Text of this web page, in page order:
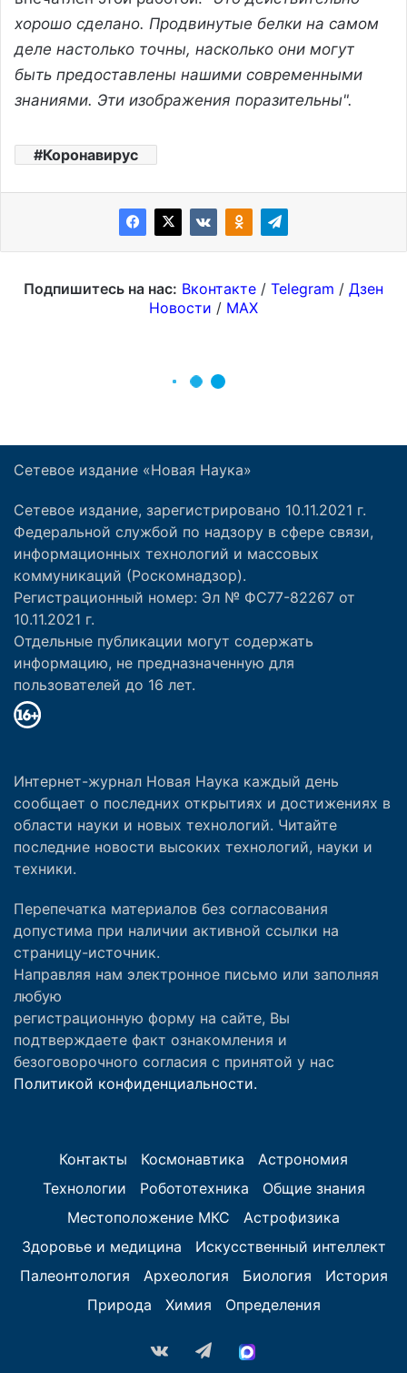
Сетевое издание «Новая Наука»
Сетевое издание, зарегистрировано 10.11.2021 г.
Федеральной службой по надзору в сфере связи,
информационных технологий и массовых
коммуникаций (Роскомнадзор).
Регистрационный номер: Эл № ФС77-82267 от
10.11.2021 г.
Отдельные публикации могут содержать
информацию, не предназначенную для
пользователей до 16 лет.
Интернет-журнал Новая Наука каждый день
сообщает о последних открытиях и достижениях в
области науки и новых технологий. Читайте
последние новости высоких технологий, науки и
техники.
Перепечатка материалов без согласования
допустима при наличии активной ссылки на
страницу-источник.
Направляя нам электронное письмо или заполняя
любую
регистрационную форму на сайте, Вы
подтверждаете факт ознакомления и
безоговорочного согласия с принятой у нас
Политикой конфиденциальности.
Контакты Космонавтика
Астрономия
Технологии
Робототехника
Общие знания
Местоположение МКС
Астрофизика
Здоровье и медицина
Искусственный интеллект
Палеонтология
Археология Биология
История
Природа
Химия Определения
vk.com Telegram